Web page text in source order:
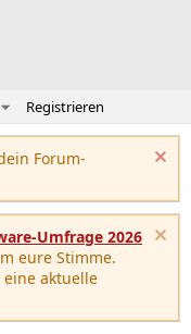
Registrieren
Forum-
Umfrage 2026
eure Stimme.
aktuelle